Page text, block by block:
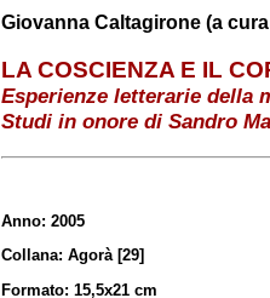
Giovanna Caltagirone (a
LA COSCIENZA E IL
Esperienze letterarie della
Studi in onore di Sandro
Anno: 2005
Collana: Agorà [29]
Formato: 15,5x21 cm